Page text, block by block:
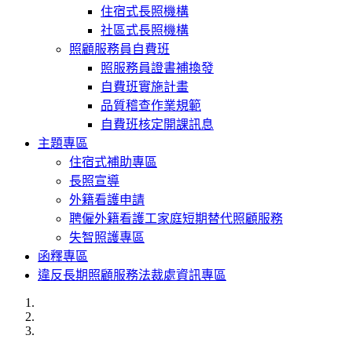
住宿式長照機構
社區式長照機構
照顧服務員自費班
照服務員證書補換發
自費班實施計畫
品質稽查作業規範
自費班核定開課訊息
主題專區
住宿式補助專區
長照宣導
外籍看護申請
聘僱外籍看護工家庭短期替代照顧服務
失智照護專區
函釋專區
違反長期照顧服務法裁處資訊專區